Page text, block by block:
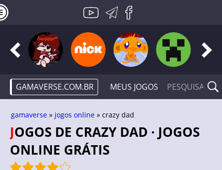
GAMAVERSE.COM.BR MEUS JOGOS
gamaverse » jogos online » crazy dad
JOGOS DE CRAZY DAD · JOGOS
ONLINE GRÁTIS